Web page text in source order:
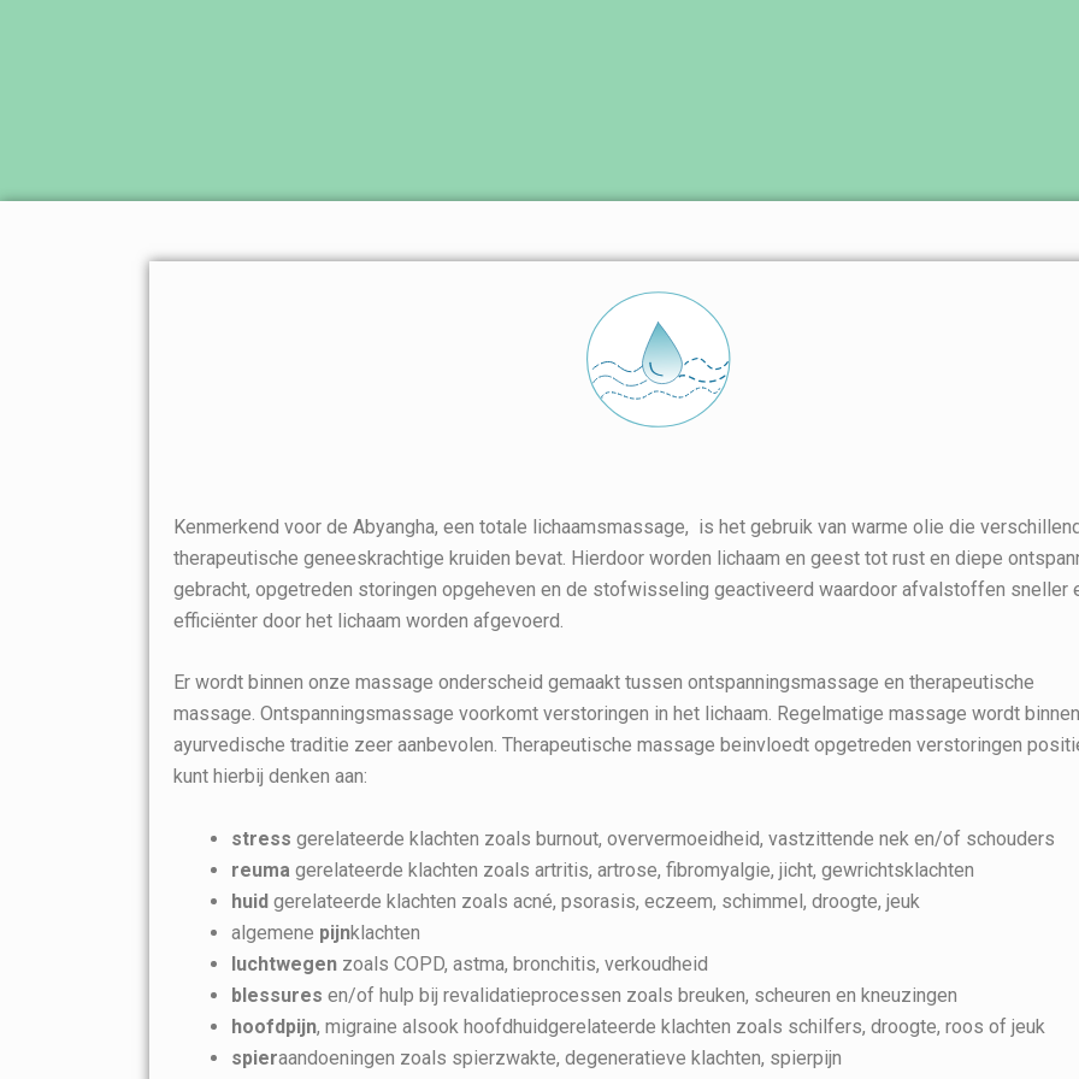
Kenmerkend voor de Abyangha, een totale lichaamsmassage, is het gebruik van warme olie die
therapeutische geneeskrachtige kruiden bevat. Hierdoor worden lichaam en geest tot rust en diepe
gebracht, opgetreden storingen opgeheven en de stofwisseling geactiveerd waardoor afvalstoffen sneller
efficiënter door het lichaam worden afgevoerd.
Er wordt binnen onze massage onderscheid gemaakt tussen ontspanningsmassage en therapeutische
massage. Ontspanningsmassage voorkomt verstoringen in het lichaam. Regelmatige massage wordt
ayurvedische traditie zeer aanbevolen. Therapeutische massage beinvloedt opgetreden verstoringen
kunt hierbij denken aan:
stress gerelateerde klachten zoals burnout, oververmoeidheid, vastzittende nek en/of schouders
reuma gerelateerde klachten zoals artritis, artrose, fibromyalgie, jicht, gewrichtsklachten
huidgerelateerde klachten zoals acné, psorasis, eczeem, schimmel, droogte, jeuk
algemene pijnklachten
luchtwegenzoals COPD, astma, bronchitis, verkoudheid
blessures en/of hulp bij revalidatieprocessen zoals breuken, scheuren en kneuzingen
hoofdpijn, migraine alsook hoofdhuidgerelateerde klachten zoals schilfers, droogte, roos of jeuk
spieraandoeningen zoals spierzwakte, degeneratieve klachten, spierpijn